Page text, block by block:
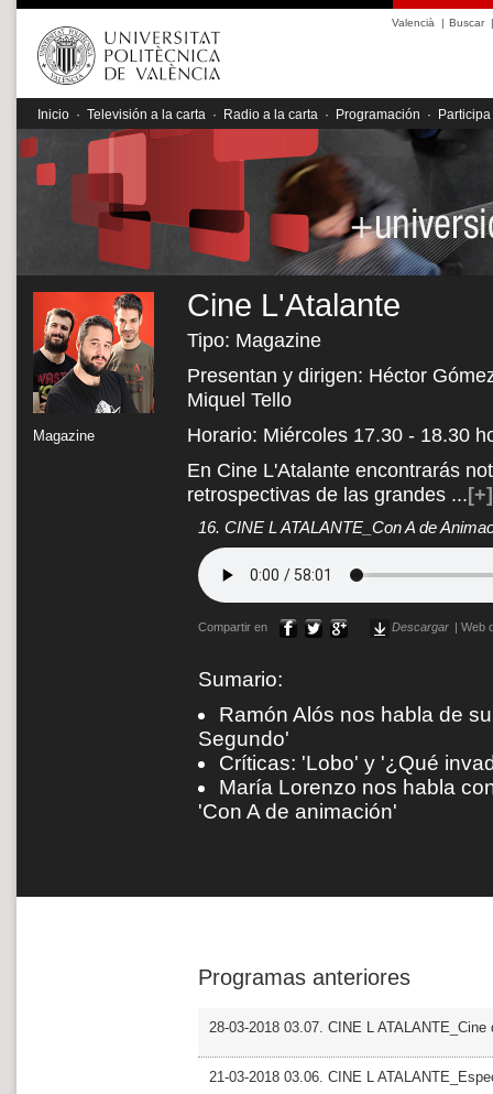
Valencià | Buscar|
Inicio · Televisión a la carta · Radio a la carta · Programación · Participa
Magazine
Cine L'Atalante
Tipo: Magazine
Presentan y dirigen: Héctor
Miquel Tello
Horario: Miércoles 17.30 - 18.30
En Cine L'Atalante encontrarás
retrospectivas de las grandes ...[+]
16. CINE L ATALANTE_Con A de
Compartir en Descargar Web
Sumario:
Ramón Alós nos habla de
Segundo'
Críticas: 'Lobo' y '¿Qué
María Lorenzo nos habla
'Con A de animación'
Programas anteriores
28-03-2018 03.07. CINE L
21-03-2018 03.06. CINE L